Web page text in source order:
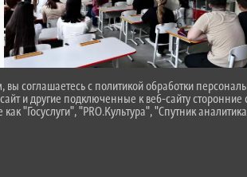
вы соглашаетесь с политикой обработки
и другие подключенные к веб-сайту сторонние
"Госуслуги", "PRO.Культура", "Спутник